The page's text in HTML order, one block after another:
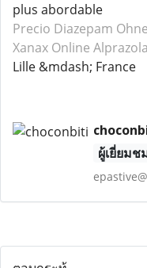
plus abordable
Precio Diazepam
Xanax Online
Lille &mdash; France
ผู้เยี่ยมช